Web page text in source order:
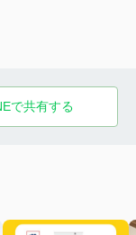
で共有する